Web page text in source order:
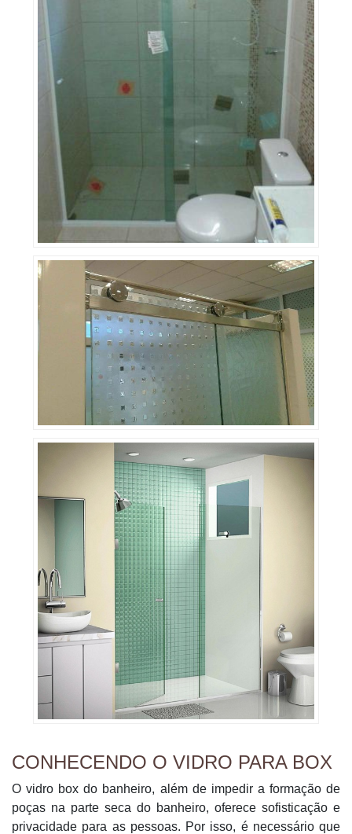
CONHECENDO O VIDRO PARA BOX
O vidro box do banheiro, além de impedir a formação de
poças na parte seca do banheiro, oferece sofisticação e
privacidade para as pessoas. Por isso, é necessário que